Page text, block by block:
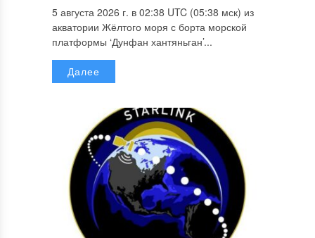
5 августа 2026 г. в 02:38 UTC (05:38 мск) из
акватории Жёлтого моря с борта морской
платформы ‘Дунфан хантяньган’...
Далее